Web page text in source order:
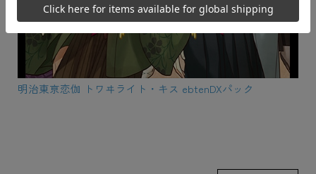
明治東亰恋伽 トワヰライト・キス ebtenDXパック